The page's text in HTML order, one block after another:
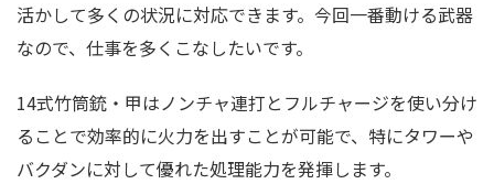
活かして多くの状況に対応できます。今回一番動ける武器
なので、仕事を多くこなしたいです。
14式竹筒銃・甲はノンチャ連打とフルチャージを使い分け
ることで効率的に火力を出すことが可能で、特にタワーや
バクダンに対して優れた処理能力を発揮します。